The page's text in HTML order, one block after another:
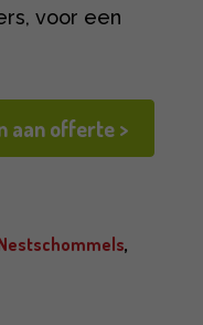
voor een
aan offerte >
,